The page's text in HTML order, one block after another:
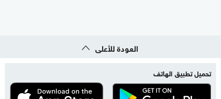
العودة للأعلى
تحميل تطبيق الهاتف